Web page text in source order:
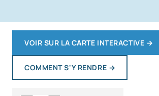
VOIR SUR LA CARTE INTERACTIVE →
COMMENT S'Y RENDRE →